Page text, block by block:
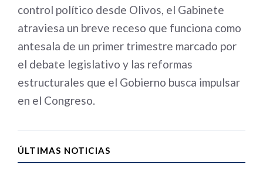
control político desde Olivos, el Gabinete
atraviesa un breve receso que funciona como
antesala de un primer trimestre marcado por
el debate legislativo y las reformas
estructurales que el Gobierno busca impulsar
en el Congreso.
ÚLTIMAS NOTICIAS